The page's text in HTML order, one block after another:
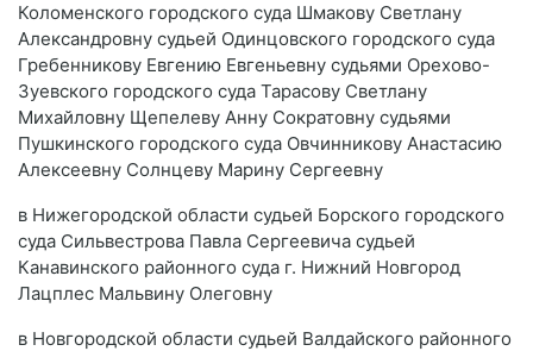
Коломенского городского суда Шмакову Светлану
Александровну судьей Одинцовского городского суда
Гребенникову Евгению Евгеньевну судьями Орехово-
Зуевского городского суда Тарасову Светлану
Михайловну Щепелеву Анну Сократовну судьями
Пушкинского городского суда Овчинникову Анастасию
Алексеевну Солнцеву Марину Сергеевну
в Нижегородской области судьей Борского городского
суда Сильвестрова Павла Сергеевича судьей
Канавинского районного суда г. Нижний Новгород
Лацплес Мальвину Олеговну
в Новгородской области судьей Валдайского районного